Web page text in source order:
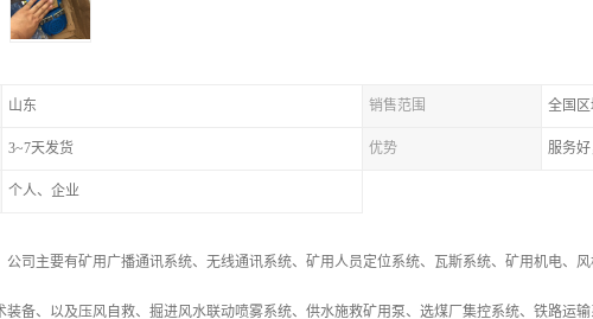
山东 销售范围 全国
3~7天发货 优势 服务
个人、企业
公司主要有矿用广播通讯系统、无线通讯系统、矿用人员定位系统、瓦斯系统、矿用机电、
装备、以及压风自救、掘进风水联动喷雾系统、供水施救矿用泵、选煤厂集控系统、铁路运